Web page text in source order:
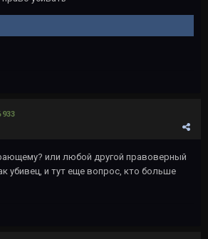
933
или любой другой правоверный
убивец, и тут еще вопрос, кто больше